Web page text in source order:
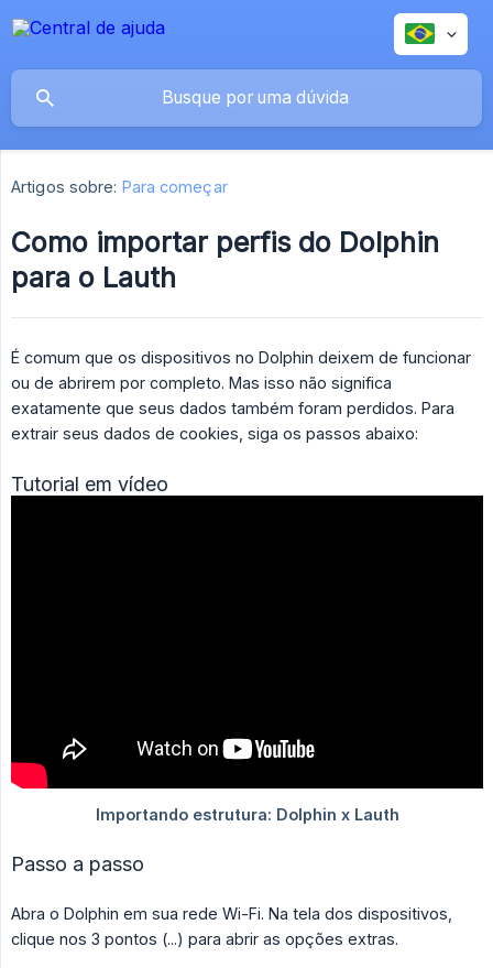
Artigos sobre: Para começar
Como importar perfis do Dolphin
para o Lauth
É comum que os dispositivos no Dolphin deixem de funcionar
ou de abrirem por completo. Mas isso não significa
exatamente que seus dados também foram perdidos. Para
extrair seus dados de cookies, siga os passos abaixo:
Tutorial em vídeo
Passo a passo
Abra o Dolphin em sua rede Wi-Fi. Na tela dos dispositivos,
clique nos 3 pontos (...) para abrir as opções extras.